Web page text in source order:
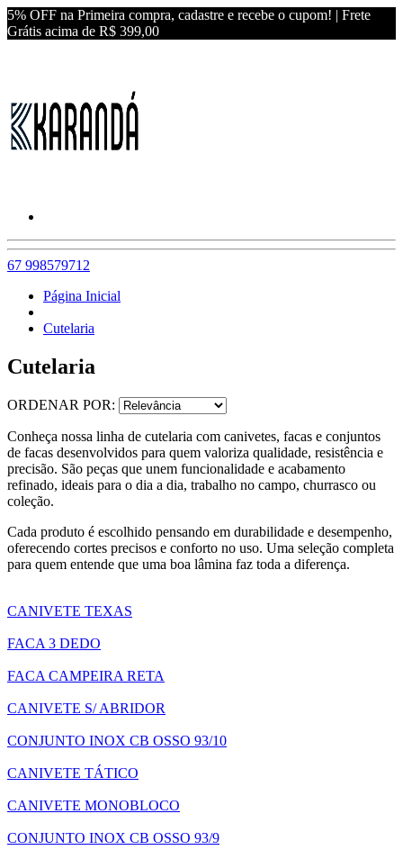
5% OFF na Primeira compra, cadastre e recebe o cupom! | Frete
Grátis acima de R$ 399,00
67 998579712
Página Inicial
Cutelaria
Cutelaria
ORDENAR POR:
Conheça nossa linha de cutelaria com canivetes, facas e conjuntos
de facas desenvolvidos para quem valoriza qualidade, resistência e
precisão. São peças que unem funcionalidade e acabamento
refinado, ideais para o dia a dia, trabalho no campo, churrasco ou
coleção.
Cada produto é escolhido pensando em durabilidade e desempenho,
oferecendo cortes precisos e conforto no uso. Uma seleção completa
para quem entende que uma boa lâmina faz toda a diferença.
CANIVETE TEXAS
FACA 3 DEDO
FACA CAMPEIRA RETA
CANIVETE S/ ABRIDOR
CONJUNTO INOX CB OSSO 93/10
CANIVETE TÁTICO
CANIVETE MONOBLOCO
CONJUNTO INOX CB OSSO 93/9